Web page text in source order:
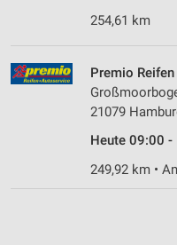
254,61 km
Premio
21079
Heute 09:00 -
249,92 km •